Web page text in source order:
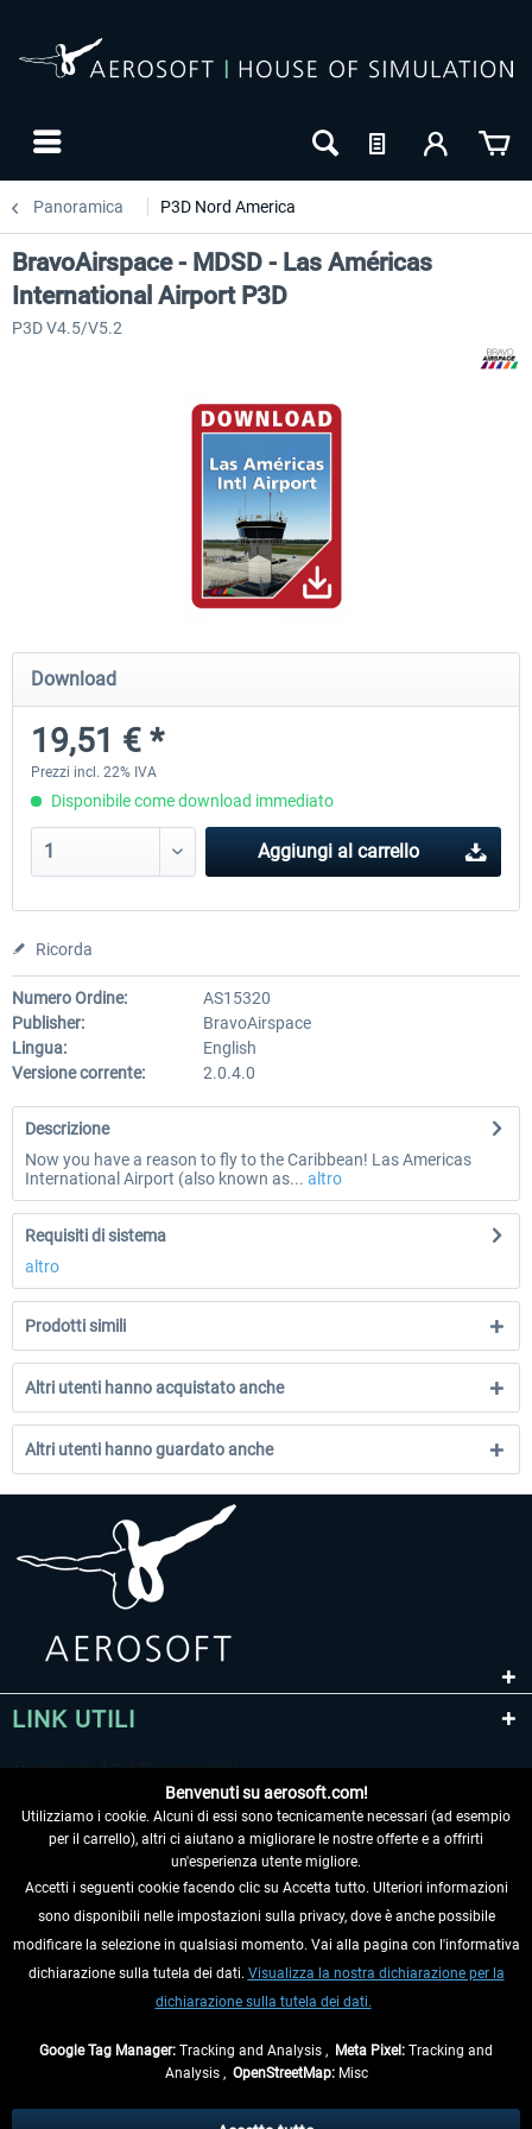
Panoramica P3D Nord America
BravoAirspace - MDSD - Las Américas
International Airport P3D
P3D V4.5/V5.2
Download
19,51 € *
Prezzi incl. 22% IVA
Disponibile come download immediato
Aggiungi al carrello
Ricorda
Numero Ordine:
AS15320
Publisher:
BravoAirspace
Lingua:
English
Versione corrente:
2.0.4.0
Descrizione
Now you have a reason to fly to the Caribbean! Las Americas
International Airport (also known as... altro
Requisiti di sistema
altro
Prodotti simili
Altri utenti hanno acquistato anche
Altri utenti hanno guardato anche
LINK UTILI
RECEDERE DAL CONTRATTO
INFORMAZIONI
Benvenuti su aerosoft.com!
Utilizziamo i cookie. Alcuni di essi sono tecnicamente necessari (ad esempio
per il carrello), altri ci aiutano a migliorare le nostre offerte e a offrirti
un'esperienza utente migliore.
Accetti i seguenti cookie facendo clic su Accetta tutto. Ulteriori informazioni
sono disponibili nelle impostazioni sulla privacy, dove è anche possibile
modificare la selezione in qualsiasi momento. Vai alla pagina con l'informativa
dichiarazione sulla tutela dei dati. Visualizza la nostra dichiarazione per la
dichiarazione sulla tutela dei dati.
Google Tag Manager: Tracking and Analysis , Meta Pixel: Tracking and
Analysis , OpenStreetMap:Misc